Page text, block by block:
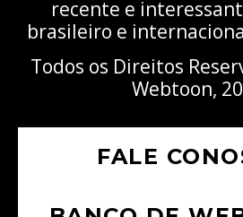
recente e
brasileiro e
Todos os Direitos
Webtoon,
FALE